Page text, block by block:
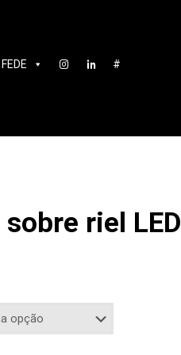
FEDE #
riel LED